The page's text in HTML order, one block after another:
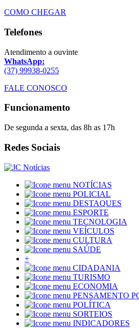
COMO CHEGAR
Telefones
Atendimento a ouvinte
WhatsApp:
(37) 99938-0255
FALE CONOSCO
Funcionamento
De segunda a sexta, das 8h as 17h
Redes Sociais
NOTÍCIAS
POLICIAL
DESTAQUES
ESPORTE
TECNOLOGIA
VEÍCULOS
CULTURA
SAÚDE
+
CIDADANIA
TURISMO
ECONOMIA
PENSAMENTO
POLÍTICA
SORTEIOS
INDICADORES